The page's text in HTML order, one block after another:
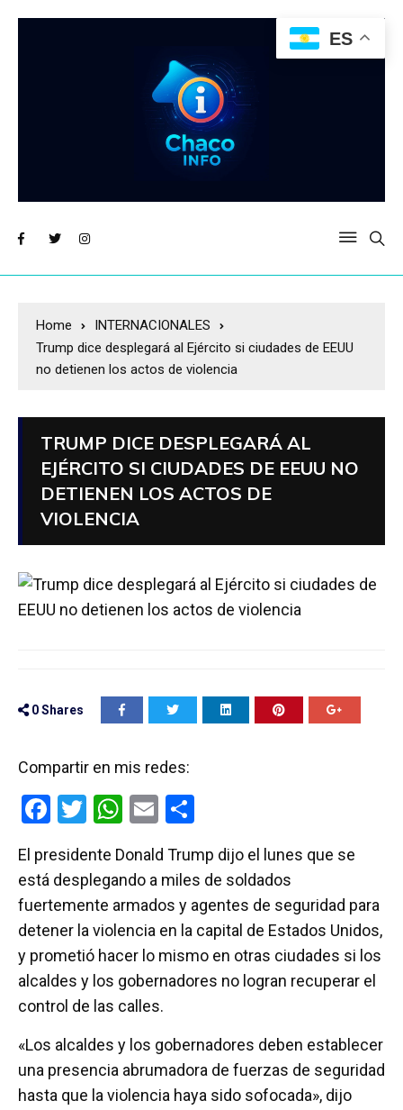
Home
INTERNACIONALES
Trump dice desplegará al Ejército si ciudades de EEUU
no detienen los actos de violencia
TRUMP DICE DESPLEGARÁ AL
EJÉRCITO SI CIUDADES DE EEUU NO
DETIENEN LOS ACTOS DE
VIOLENCIA
0Shares
Compartir en mis redes:
F
ce
b
o
o
k
T
tt
er
W
at
s
A
p
p
E
ail m
p
ar
tir
El presidente Donald Trump dijo el lunes que se
está desplegando a miles de soldados
fuertemente armados y agentes de seguridad para
detener la violencia en la capital de Estados Unidos,
y prometió hacer lo mismo en otras ciudades si los
alcaldes y los gobernadores no logran recuperar el
control de las calles.
«Los alcaldes y los gobernadores deben establecer
una presencia abrumadora de fuerzas de seguridad
hasta que la violencia haya sido sofocada», dijo
ES